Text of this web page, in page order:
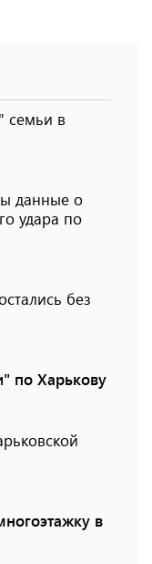
семьи в
данные о
удара по
без
по Харькову
в